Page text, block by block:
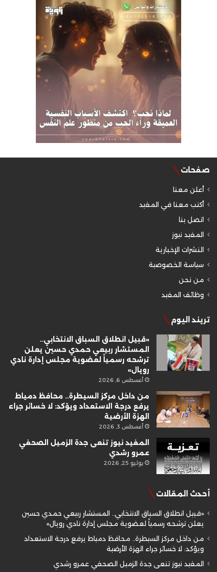
صفحات
أعلن معنا
أكتب معنا في المفيد
اتصل بنا
المفيد نيوز
النشرات الإخبارية
سياسة الخصوصية
من نحن
وظائف المفيد
تريند اليوم
«قبيل انطلاق السباق الانتخابي..
المستشار ربيعي حمدي حسين يعلن
ترشحه رسمياً لعضوية مجلس إدارة نادي
رويال»
أغسطس 6, 2026
من داخل مركز السيطرة.. محافظ دمياط
يرفع درجة الاستعداد ويؤكد: لا خسائر جراء
الهزة الأرضية
أغسطس 3, 2026
المفيد نيوز تنعى جدة الزميل الصحفي
عمرو رشدي
يوليو 25, 2026
أحدث المقالات
«قبيل انطلاق السباق الانتخابي.. المستشار ربيعي حمدي حسين
يعلن ترشحه رسمياً لعضوية مجلس إدارة نادي رويال»
من داخل مركز السيطرة.. محافظ دمياط يرفع درجة الاستعداد
ويؤكد: لا خسائر جراء الهزة الأرضية
المفيد نيوز تنعى جدة الزميل الصحفي عمرو رشدي